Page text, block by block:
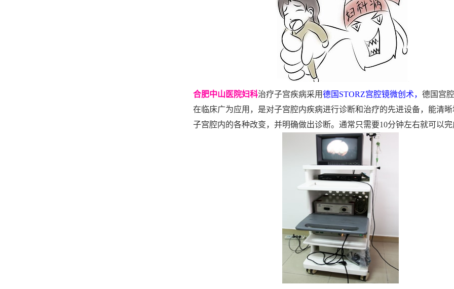
合肥中山医院妇科治疗子宫疾病采用德国STORZ宫腔镜微创术，德国宫
在临床广为应用，是对子宫腔内疾病进行诊断和治疗的先进设备，能清晰
子宫腔内的各种改变，并明确做出诊断。通常只需要10分钟左右就可以完